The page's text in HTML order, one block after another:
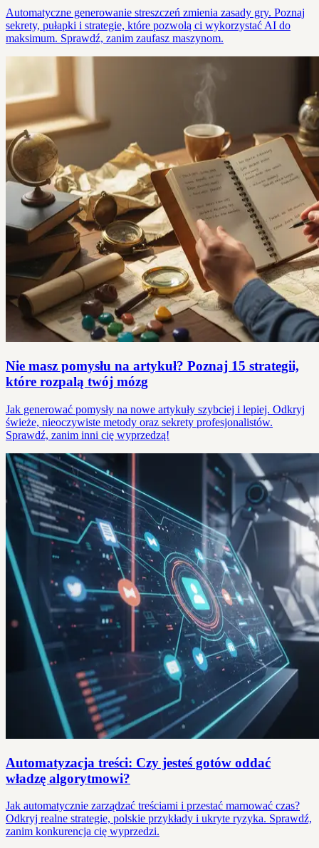
Automatyczne generowanie streszczeń zmienia zasady gry. Poznaj
sekrety, pułapki i strategie, które pozwolą ci wykorzystać AI do
maksimum. Sprawdź, zanim zaufasz maszynom.
Nie masz pomysłu na artykuł? Poznaj 15 strategii,
które rozpalą twój mózg
Jak generować pomysły na nowe artykuły szybciej i lepiej. Odkryj
świeże, nieoczywiste metody oraz sekrety profesjonalistów.
Sprawdź, zanim inni cię wyprzedzą!
Automatyzacja treści: Czy jesteś gotów oddać
władzę algorytmowi?
Jak automatycznie zarządzać treściami i przestać marnować czas?
Odkryj realne strategie, polskie przykłady i ukryte ryzyka. Sprawdź,
zanim konkurencja cię wyprzedzi.